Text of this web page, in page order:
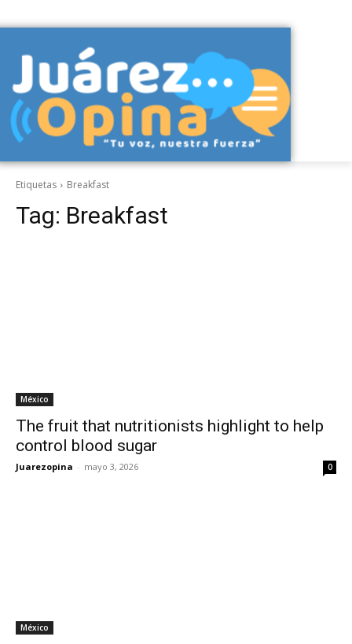
Etiquetas Breakfast
Tag: Breakfast
México
The fruit that nutritionists highlight to help
control blood sugar
Juarezopina - mayo 3, 2026 0
México